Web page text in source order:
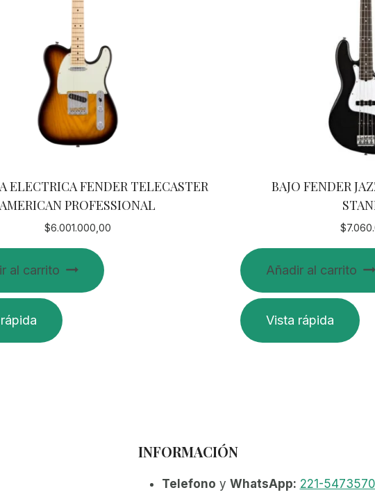
ELECTRICA FENDER TELECASTER
AMERICAN PROFESSIONAL
$6.001.000,00
al carrito
BAJO FENDER
$
Añadir al carrito
Vista rápida
INFORMACIÓN
Telefono y WhatsApp: 221-5473570